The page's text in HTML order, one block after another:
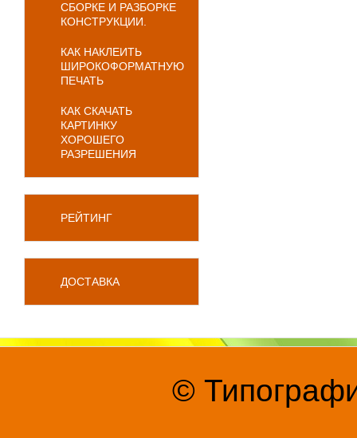
СБОРКЕ И РАЗБОРКЕ
КОНСТРУКЦИИ.
КАК НАКЛЕИТЬ
ШИРОКОФОРМАТНУЮ
ПЕЧАТЬ
КАК СКАЧАТЬ
КАРТИНКУ
ХОРОШЕГО
РАЗРЕШЕНИЯ
РЕЙТИНГ
ДОСТАВКА
©